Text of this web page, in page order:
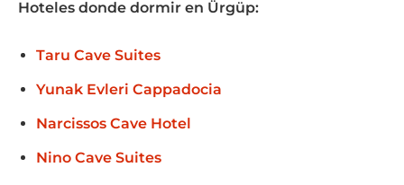
Hoteles donde dormir en Ürgüp:
Taru Cave Suites
Yunak Evleri Cappadocia
Narcissos Cave Hotel
Nino Cave Suites